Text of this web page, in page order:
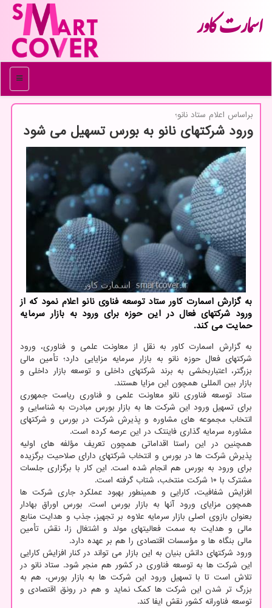
اسمارت كاور
منو
براساس اعلام ستاد نانو؛
ورود شرکتهای نانو به بورس تسهیل می شود
به گزارش اسمارت کاور ستاد توسعه فناوی نانو اعلام نمود که از
ورود شرکتهای فعال در این حوزه برای ورود به بازار سرمایه
حمایت می کند.
به گزارش اسمارت کاور به نقل از معاونت علمی و فناوری، ورود
شرکتهای فعال حوزه نانو به بازار سرمایه مزایایی دارد؛ تأمین مالی
بزرگتر، اعتباربخشی به برند شرکتهای داخلی و توسعه بازار داخلی و
بازار بین المللی همچون این مزایا هستند.
ستاد توسعه فناوری نانو معاونت علمی و فناوری ریاست جمهوری
برای تسهیل ورود این شرکت ها به بازار بورس مبادرت به شناسایی و
انتخاب مجموعه های مشاوره و پذیرش شرکت در بورس و شرکتهای
مشاوره سرمایه گذاری فاینتک در این عرصه کرده است.
همچنین در این راستا اقداماتی همچون تعریف مؤلفه های اولیه
پذیرش شرکت ها در بورس و انتخاب شرکتهای دارای صلاحیت برگزیده
برای ورود به بورس هم انجام شده است. این کار با برگزاری جلسات
مشترک با ۱۰ شرکت منتخب، شتاب گرفته است.
افزایش شفافیت، کارایی و همینطور بهبود عملکرد جاری شرکت ها
همچون مزایای ورود آنها به بازار بورس است. بورس اوراق بهادار
بعنوان بازوی اصلی بازار سرمایه علاوه بر تجهیز، جذب و هدایت منابع
مالی و هدایت به سمت فعالیتهای مولد و اشتغال زا، نقش تأمین
مالی بنگاه ها و مؤسسات اقتصادی را هم بر عهده دارد.
ورود شرکتهای دانش بنیان به این بازار می تواند در کنار افزایش کارایی
این شرکت ها به توسعه فناوری در کشور هم منجر شود. ستاد نانو در
تلاش است تا با تسهیل ورود این شرکت ها به بازار بورس، هم به
بزرگ تر شدن این شرکت ها کمک نماید و هم در رونق اقتصادی و
توسعه فناورانه کشور نقش ایفا کند.